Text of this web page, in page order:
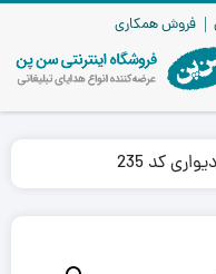
فروش همکاری
کد 235